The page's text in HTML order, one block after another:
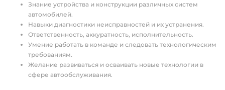
Знание устройства и конструкции различных систем
автомобилей.
Навыки диагностики неисправностей и их устранения.
Ответственность, аккуратность, исполнительность.
Умение работать в команде и следовать технологическим
требованиям.
Желание развиваться и осваивать новые технологии в
сфере автообслуживания.